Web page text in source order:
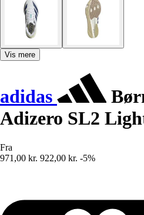
Vis mere
adidas
Adizero SL2
Fra
971,00 kr. 922,00 kr. -5%